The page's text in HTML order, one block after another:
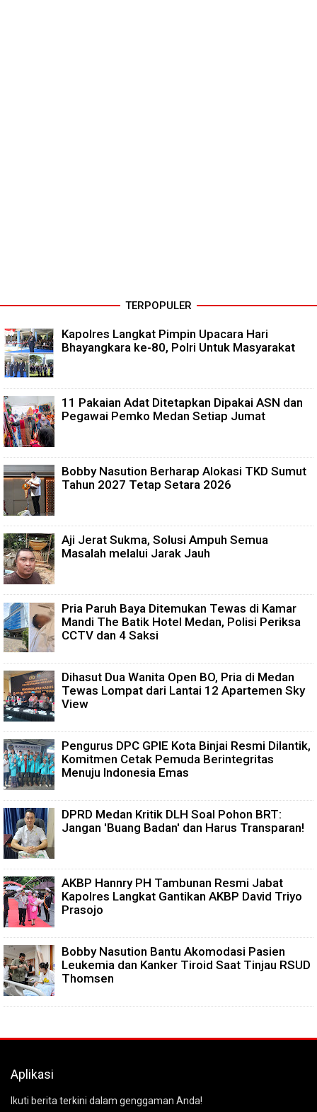
TERPOPULER
Kapolres Langkat Pimpin Upacara Hari
Bhayangkara ke-80, Polri Untuk Masyarakat
11 Pakaian Adat Ditetapkan Dipakai ASN dan
Pegawai Pemko Medan Setiap Jumat
Bobby Nasution Berharap Alokasi TKD Sumut
Tahun 2027 Tetap Setara 2026
Aji Jerat Sukma, Solusi Ampuh Semua
Masalah melalui Jarak Jauh
Pria Paruh Baya Ditemukan Tewas di Kamar
Mandi The Batik Hotel Medan, Polisi Periksa
CCTV dan 4 Saksi
Dihasut Dua Wanita Open BO, Pria di Medan
Tewas Lompat dari Lantai 12 Apartemen Sky
View
Pengurus DPC GPIE Kota Binjai Resmi Dilantik,
Komitmen Cetak Pemuda Berintegritas
Menuju Indonesia Emas
DPRD Medan Kritik DLH Soal Pohon BRT:
Jangan 'Buang Badan' dan Harus Transparan!
AKBP Hannry PH Tambunan Resmi Jabat
Kapolres Langkat Gantikan AKBP David Triyo
Prasojo
Bobby Nasution Bantu Akomodasi Pasien
Leukemia dan Kanker Tiroid Saat Tinjau RSUD
Thomsen
Aplikasi
Ikuti berita terkini dalam genggaman Anda!